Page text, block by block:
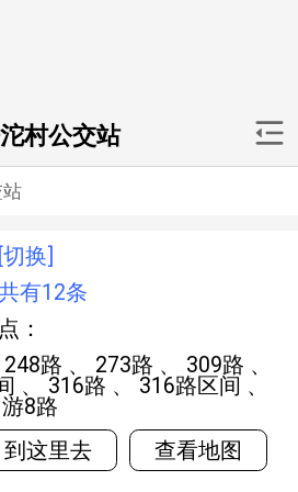
村公交站
[切换]
有12条
：
728路 、 游8路 、 游8路
到这里去 查看地图